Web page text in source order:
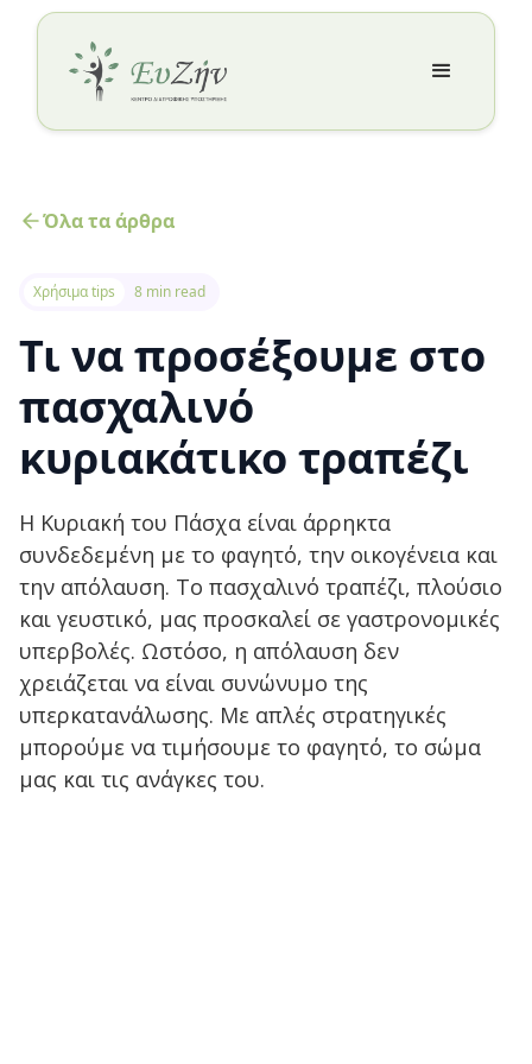
Όλα τα άρθρα
Χρήσιμα tips 8 min read
Τι να προσέξουμε στο
πασχαλινό
κυριακάτικο τραπέζι
Η Κυριακή του Πάσχα είναι άρρηκτα
συνδεδεμένη με το φαγητό, την οικογένεια και
την απόλαυση. Το πασχαλινό τραπέζι, πλούσιο
και γευστικό, μας προσκαλεί σε γαστρονομικές
υπερβολές. Ωστόσο, η απόλαυση δεν
χρειάζεται να είναι συνώνυμο της
υπερκατανάλωσης. Με απλές στρατηγικές
μπορούμε να τιμήσουμε το φαγητό, το σώμα
μας και τις ανάγκες του.